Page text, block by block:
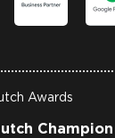
Awards